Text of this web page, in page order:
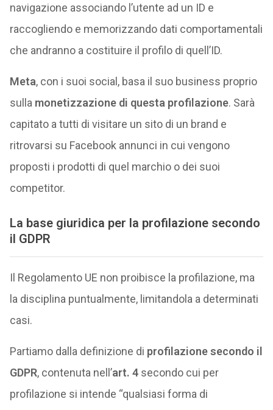
navigazione associando l’utente ad un ID e
raccogliendo e memorizzando dati comportamentali
che andranno a costituire il profilo di quell’ID.
Meta, con i suoi social, basa il suo business proprio
sulla monetizzazione di questa profilazione. Sarà
capitato a tutti di visitare un sito di un brand e
ritrovarsi su Facebook annunci in cui vengono
proposti i prodotti di quel marchio o dei suoi
competitor.
La base giuridica per la profilazione secondo
il GDPR
Il Regolamento UE non proibisce la profilazione, ma
la disciplina puntualmente, limitandola a determinati
casi.
Partiamo dalla definizione di profilazione secondo il
GDPR, contenuta nell’art. 4secondo cui per
profilazione si intende “qualsiasi forma di